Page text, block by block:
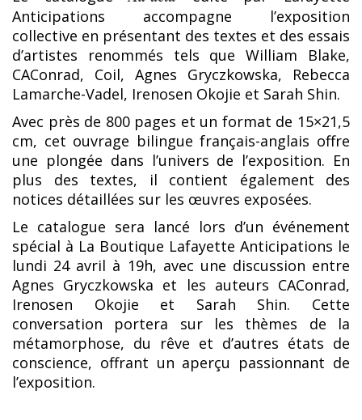
Anticipations accompagne l’exposition
collective en présentant des textes et des essais
d’artistes renommés tels que William Blake,
CAConrad, Coil, Agnes Gryczkowska, Rebecca
Lamarche-Vadel, Irenosen Okojie et Sarah Shin.
Avec près de 800 pages et un format de 15×21,5
cm, cet ouvrage bilingue français-anglais offre
une plongée dans l’univers de l’exposition. En
plus des textes, il contient également des
notices détaillées sur les œuvres exposées.
Le catalogue sera lancé lors d’un événement
spécial à La Boutique Lafayette Anticipations le
lundi 24 avril à 19h, avec une discussion entre
Agnes Gryczkowska et les auteurs CAConrad,
Irenosen Okojie et Sarah Shin. Cette
conversation portera sur les thèmes de la
métamorphose, du rêve et d’autres états de
conscience, offrant un aperçu passionnant de
l’exposition.